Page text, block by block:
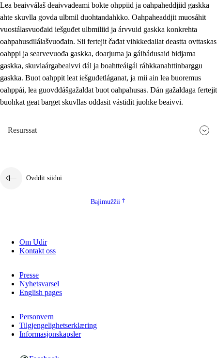
Lea beaivválaš deaivvadeami bokte ohppiid ja oahpaheddjiid gaskka
ahte skuvlla govda ulbmil duohtandahkko. Oahpaheaddjit muosáhit
vuostálasvuođaid iešguđet ulbmiliid ja árvvuid gaskka konkrehta
oahpahusdilálašvuođain. Sii fertejit čađat vihkkedallat deastta ovttaskas
oahppi ja searvevuođa gaskka, doarjuma ja gáibádusaid bidjama
gaskka, skuvlaárgabeaivvi dál ja boahtteáigái ráhkkanahttinbarggu
gaskka. Buot oahppit leat iešguđetláganat, ja mii ain lea buoremus
oahppái, lea guovddášgažaldat buot oahpahusas. Dán gažaldaga fertejit
buohkat geat barget skuvllas ođđasit vástidit juohke beaivvi.
Resurssat
Ovddit siidui
Bajimužžii
Om Udir
Kontakt oss
Presse
Nyhetsvarsel
English pages
Personvern
Tilgjengelighetserklæring
Informasjonskapsler